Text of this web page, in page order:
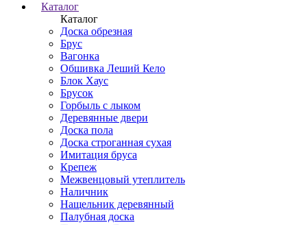
Каталог
Каталог
Доска обрезная
Брус
Вагонка
Обшивка Леший Кело
Блок Хаус
Брусок
Горбыль с лыком
Деревянные двери
Доска пола
Доска строганная сухая
Имитация бруса
Крепеж
Межвенцовый утеплитель
Наличник
Нащельник деревянный
Палубная доска